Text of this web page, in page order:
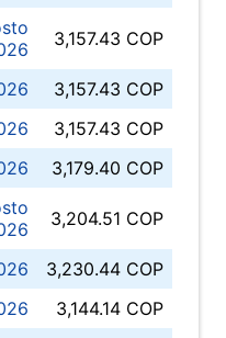
3,157.43 COP
3,157.43 COP
3,157.43 COP
3,179.40 COP
3,204.51 COP
3,230.44 COP
3,144.14 COP